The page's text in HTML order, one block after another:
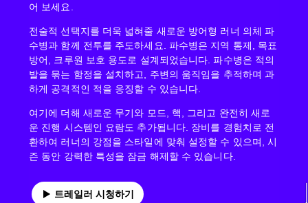
어 보세요.
전술적 선택지를 더욱 넓혀줄 새로운 방어형 러너 의체 파
수병과 함께 전투를 주도하세요. 파수병은 지역 통제, 목표
방어, 크루원 보호 용도로 설계되었습니다. 파수병은 적의
발을 묶는 함정을 설치하고, 주변의 움직임을 추적하며 과
하게 공격적인 적을 응징할 수 있습니다.
여기에 더해 새로운 무기와 모드, 핵, 그리고 완전히 새로
운 진행 시스템인 요람도 추가됩니다. 장비를 경험치로 전
환하여 러너의 강점을 스타일에 맞춰 설정할 수 있으며, 시
즌 동안 강력한 특성을 잠금 해제할 수 있습니다.
트레일러 시청하기